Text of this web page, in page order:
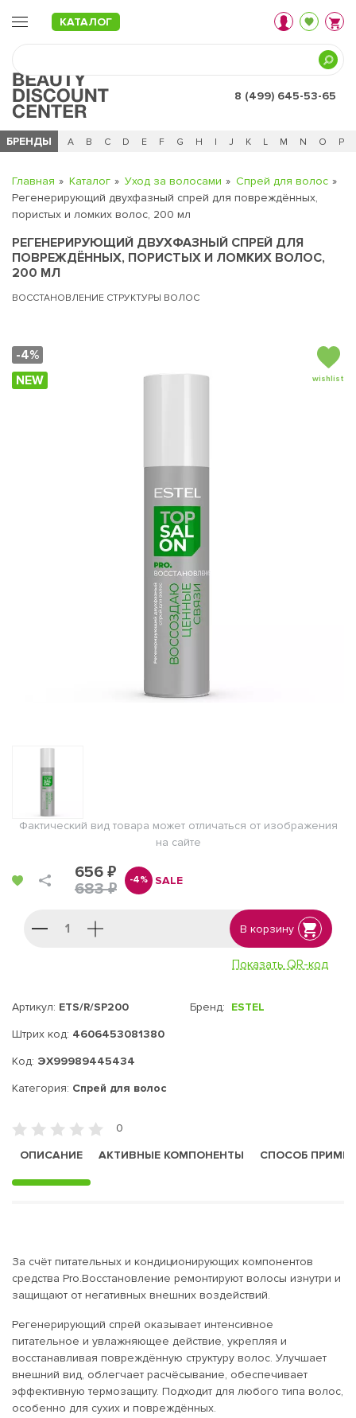
КАТАЛОГ
8 (499) 645-53-65
БРЕНДЫ
Ч 0 - 9 A B C D E F G H I J K L M N O P
Главная Каталог Уход за волосами
Спрей для волос
Регенерирующий двухфазный спрей для повреждённых,
пористых и ломких волос, 200 мл
РЕГЕНЕРИРУЮЩИЙ ДВУХФАЗНЫЙ СПРЕЙ ДЛЯ
ПОВРЕЖДЁННЫХ, ПОРИСТЫХ И ЛОМКИХ ВОЛОС,
200 МЛ
ВОССТАНОВЛЕНИЕ СТРУКТУРЫ ВОЛОС
-4%
NEW
wishlist
Фактический вид товара может отличаться от изображения
на сайте
656 ₽
683 ₽
-4% SALE
В корзину
Показать QR-код
Артикул: ETS/R/SP200
Штрих код: 4606453081380
Код: ЭХ99989445434
Бренд: ESTEL
Категория: Спрей для волос
0
ОПИСАНИЕ
АКТИВНЫЕ КОМПОНЕНТЫ СПОСОБ
За счёт питательных и кондиционирующих компонентов
средства Pro.Восстановление ремонтируют волосы изнутри и
защищают от негативных внешних воздействий.
Регенерирующий спрей оказывает интенсивное
питательное и увлажняющее действие, укрепляя и
восстанавливая повреждённую структуру волос. Улучшает
внешний вид, облегчает расчёсывание, обеспечивает
эффективную термозащиту. Подходит для любого типа волос,
особенно для сухих и повреждённых.